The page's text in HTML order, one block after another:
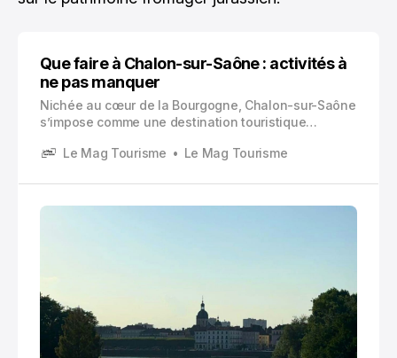
Que faire à Chalon-sur-Saône : activités à
ne pas manquer
Nichée au cœur de la Bourgogne, Chalon-sur-Saône
s’impose comme une destination touristique
Le Mag Tourisme
Le Mag Tourisme